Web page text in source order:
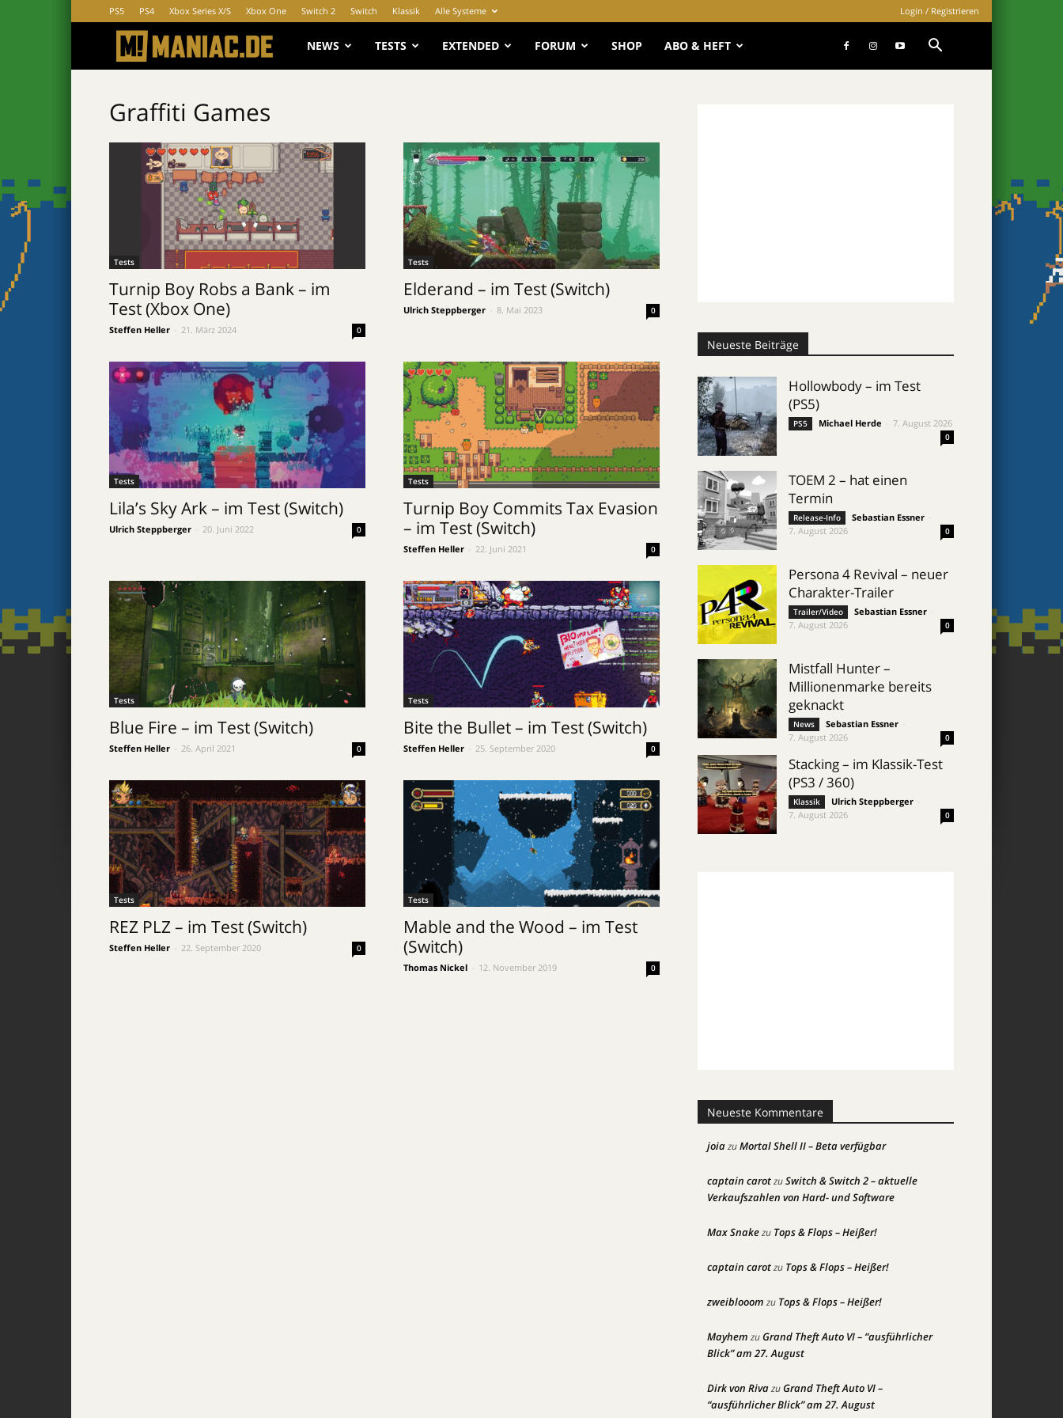
PS5 PS4 Xbox Series X/S Xbox One Switch 2 Switch Klassik Alle Systeme Login / Registrieren
MANIAC.de
NEWS TESTS EXTENDED FORUM SHOP ABO & HEFT
Graffiti Games
Tests
Turnip Boy Robs a Bank – im
Test (Xbox One)
Steffen Heller 21. März 2024 0
Tests
Elderand – im Test (Switch)
Ulrich Steppberger 8. Mai 2023 0
Tests
Lila’s Sky Ark – im Test (Switch)
Ulrich Steppberger 20. Juni 2022 0
Tests
Turnip Boy Commits Tax Evasion
– im Test (Switch)
Steffen Heller 22. Juni 2021 0
Tests
Blue Fire – im Test (Switch)
Steffen Heller 26. April 2021 0
Tests
Bite the Bullet – im Test (Switch)
Steffen Heller 25. September 2020 0
Tests
REZ PLZ – im Test (Switch)
Steffen Heller 22. September 2020 0
Tests
Mable and the Wood – im Test
(Switch)
Thomas Nickel 12. November 2019 0
Neueste Beiträge
Hollowbody – im Test
(PS5)
PS5 Michael Herde 7. August 2026
0
TOEM 2 – hat einen
Termin
Release-Info Sebastian Essner
7. August 2026
0
Persona 4 Revival – neuer
Charakter-Trailer
Trailer/Video Sebastian Essner
7. August 2026
0
Mistfall Hunter –
Millionenmarke bereits
geknackt
News Sebastian Essner
7. August 2026
0
Stacking – im Klassik-Test
(PS3 / 360)
Klassik Ulrich Steppberger
7. August 2026
0
Neueste Kommentare
joiazuMortal Shell II – Beta verfügbar
captain carotzuSwitch & Switch 2 – aktuelle
Verkaufszahlen von Hard- und Software
Max Snakezu Tops & Flops – Heißer!
captain carotzu Tops & Flops – Heißer!
zweiblooom zu Tops & Flops – Heißer!
Mayhem zuGrand Theft Auto VI – “ausführlicher
Blick” am 27. August
Dirk von RivazuGrand Theft Auto VI –
“ausführlicher Blick” am 27. August